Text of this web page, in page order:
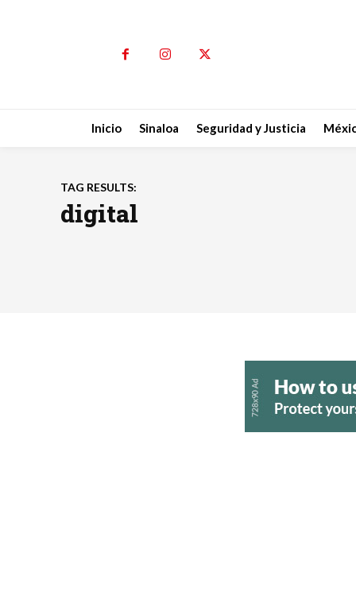
Inicio Sinaloa Seguridad y Justicia
TAG RESULTS:
digital